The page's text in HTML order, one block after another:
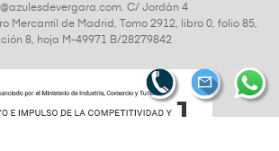
C/ Jordán 4
Mercantil de Madrid, Tomo 2912, libro 0, folio 85,
8, hoja M-49971 B/28279842